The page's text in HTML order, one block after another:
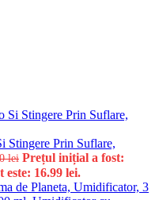
Stingere Prin Suflare,
lei Prețul inițial a fost:
16.99 lei.